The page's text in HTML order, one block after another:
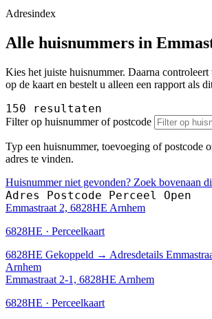
Adresindex
Alle huisnummers in
Kies het juiste huisnummer. Daarna controleert
op de kaart en bestelt u alleen een rapport als
150 resultaten
Filter op huisnummer of postcode
Typ een huisnummer, toevoeging of postcode
adres te vinden.
Huisnummer niet gevonden? Zoek bovenaan
Adres Postcode Perceel Open
Emmastraat 2, 6828HE Arnhem
6828HE · Perceelkaart
6828HE Gekoppeld → Adresdetails
Arnhem
Emmastraat 2-1, 6828HE Arnhem
6828HE · Perceelkaart